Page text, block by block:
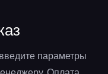
параметры